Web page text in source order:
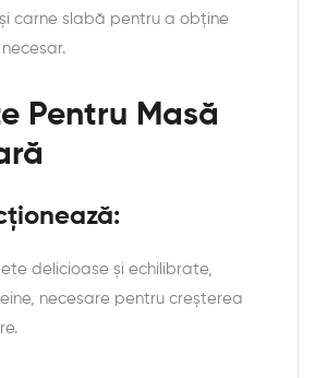
carne slabă pentru a obține
Pentru Masă
delicioase și echilibrate,
necesare pentru creșterea